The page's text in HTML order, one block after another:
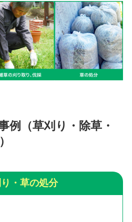
例（草刈り・除草・
・草の処分